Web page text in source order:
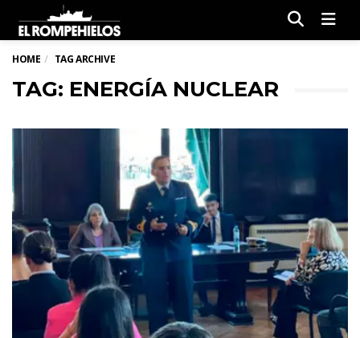
HOME TAG ARCHIVE
TAG: ENERGÍA NUCLEAR